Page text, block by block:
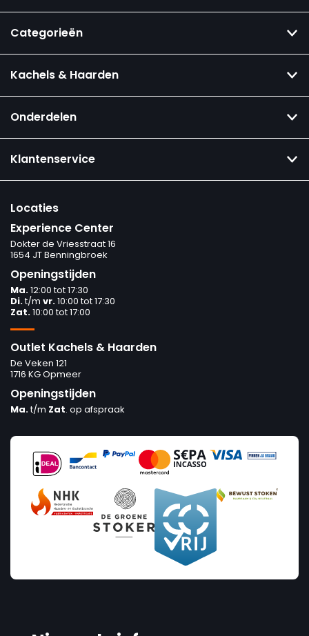
Categorieën
Kachels & Haarden
Onderdelen
Klantenservice
Locaties
Experience Center
Dokter de Vriesstraat 16
1654 JT Benningbroek
Openingstijden
Ma.12:00 tot 17:30
Di.t/m vr.10:00 tot 17:30
Zat.10:00 tot 17:00
Outlet Kachels & Haarden
De Veken 121
1716 KG Opmeer
Openingstijden
Ma.t/m Zat. op afspraak